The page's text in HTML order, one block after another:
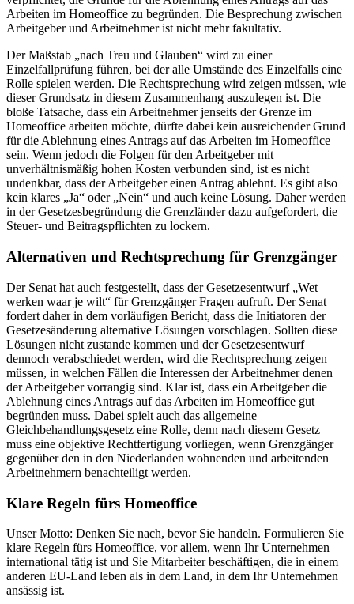
Arbeiten im Homeoffice zu begründen. Die Besprechung zwischen
Arbeitgeber und Arbeitnehmer ist nicht mehr fakultativ.
Der Maßstab „nach Treu und Glauben“ wird zu einer
Einzelfallprüfung führen, bei der alle Umstände des Einzelfalls eine
Rolle spielen werden. Die Rechtsprechung wird zeigen müssen, wie
dieser Grundsatz in diesem Zusammenhang auszulegen ist. Die
bloße Tatsache, dass ein Arbeitnehmer jenseits der Grenze im
Homeoffice arbeiten möchte, dürfte dabei kein ausreichender Grund
für die Ablehnung eines Antrags auf das Arbeiten im Homeoffice
sein. Wenn jedoch die Folgen für den Arbeitgeber mit
unverhältnismäßig hohen Kosten verbunden sind, ist es nicht
undenkbar, dass der Arbeitgeber einen Antrag ablehnt. Es gibt also
kein klares „Ja“ oder „Nein“ und auch keine Lösung. Daher werden
in der Gesetzesbegründung die Grenzländer dazu aufgefordert, die
Steuer- und Beitragspflichten zu lockern.
Alternativen und Rechtsprechung für Grenzgänger
Der Senat hat auch festgestellt, dass der Gesetzesentwurf „Wet
werken waar je wilt“ für Grenzgänger Fragen aufruft. Der Senat
fordert daher in dem vorläufigen Bericht, dass die Initiatoren der
Gesetzesänderung alternative Lösungen vorschlagen. Sollten diese
Lösungen nicht zustande kommen und der Gesetzesentwurf
dennoch verabschiedet werden, wird die Rechtsprechung zeigen
müssen, in welchen Fällen die Interessen der Arbeitnehmer denen
der Arbeitgeber vorrangig sind. Klar ist, dass ein Arbeitgeber die
Ablehnung eines Antrags auf das Arbeiten im Homeoffice gut
begründen muss. Dabei spielt auch das allgemeine
Gleichbehandlungsgesetz eine Rolle, denn nach diesem Gesetz
muss eine objektive Rechtfertigung vorliegen, wenn Grenzgänger
gegenüber den in den Niederlanden wohnenden und arbeitenden
Arbeitnehmern benachteiligt werden.
Klare Regeln fürs Homeoffice
Unser Motto: Denken Sie nach, bevor Sie handeln. Formulieren Sie
klare Regeln fürs Homeoffice, vor allem, wenn Ihr Unternehmen
international tätig ist und Sie Mitarbeiter beschäftigen, die in einem
anderen EU-Land leben als in dem Land, in dem Ihr Unternehmen
ansässig ist.